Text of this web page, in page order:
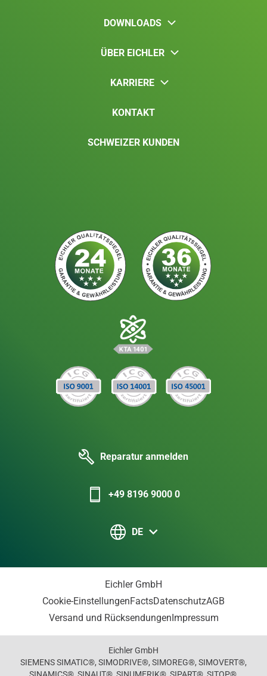
DOWNLOADS
ÜBER EICHLER
KARRIERE
KONTAKT
SCHWEIZER KUNDEN
Reparatur anmelden
+49 8196 9000 0
DE
Eichler GmbH
Cookie-EinstellungenFactsDatenschutzAGB
Versand und RücksendungenImpressum
Eichler GmbH
SIEMENS SIMATIC®, SIMODRIVE®, SIMOREG®, SIMOVERT®,